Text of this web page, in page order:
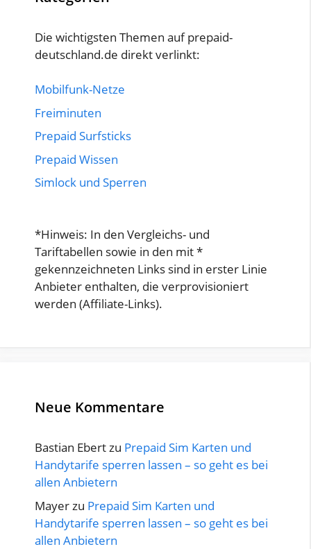
Die wichtigsten Themen auf prepaid-
deutschland.de direkt verlinkt:
Mobilfunk-Netze
Freiminuten
Prepaid Surfsticks
Prepaid Wissen
Simlock und Sperren
*Hinweis: In den Vergleichs- und
Tariftabellen sowie in den mit *
gekennzeichneten Links sind in erster Linie
Anbieter enthalten, die verprovisioniert
werden (Affiliate-Links).
Neue Kommentare
Bastian Ebertzu Prepaid Sim Karten und
Handytarife sperren lassen – so geht es bei
allen Anbietern
Mayerzu Prepaid Sim Karten und
Handytarife sperren lassen – so geht es bei
allen Anbietern